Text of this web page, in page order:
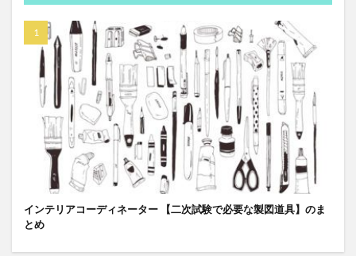
インテリアコーディネーター 【二次試験で必要な製図道具】のま
とめ